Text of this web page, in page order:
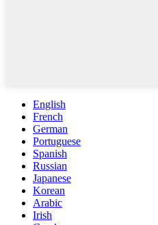
English
French
German
Portuguese
Spanish
Russian
Japanese
Korean
Arabic
Irish